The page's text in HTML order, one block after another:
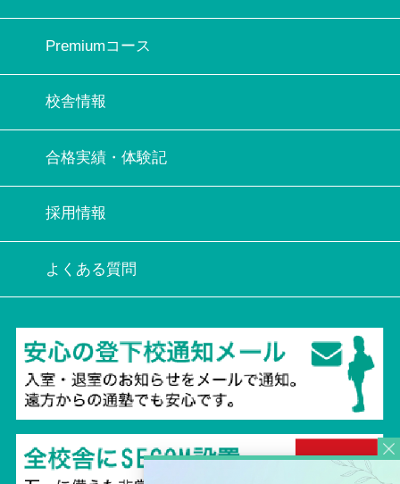
Premiumコース
校舎情報
合格実績・体験記
採用情報
よくある質問